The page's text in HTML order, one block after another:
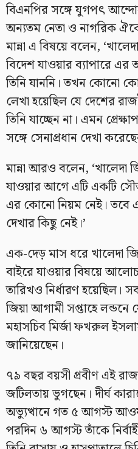
বিএনপির সঙ্গে যুগপৎ
অন্যতম নেতা ও নাগরিক
মান্না এ বিষয়ে বলেন,
বিদেশ যাওয়ার ব্যাপারে এর
তিনি যাননি। তখন কোনো
লেখা হয়েছিল যে দেশের
তিনি যাচ্ছেন না। এমন
সঙ্গে সেনাপ্রধান দেখা
মান্না আরও বলেন, ‘খালেদা
যাওয়ার আগে এটি একটি
এর কোনো নিয়ম নেই। তবে
দেখার কিছু নেই।’
এক-দেড় মাস ধরে খালেদা
বাইরে যাওয়ার বিষয়ে
তারিখও নির্ধারণ হয়েছিল।
জিয়া আগামী সপ্তাহে
মহাসচিব মির্জা ফখরুল
জানিয়েছেন।
৭৯ বছর বয়সী প্রবীণ এই
জটিলতায় ভুগছেন। দীর্ঘ
অভ্যুত্থানে গত ৫ আগস্ট
পরদিন ৬ আগস্ট তাঁকে